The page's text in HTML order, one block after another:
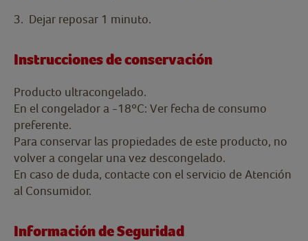
3. Dejar reposar 1 minuto.
Instrucciones de conservación
Producto ultracongelado.
En el congelador a -18ºC: Ver fecha de consumo
preferente.
Para conservar las propiedades de este producto, no
volver a congelar una vez descongelado.
En caso de duda, contacte con el servicio de Atención
al Consumidor.
Información de Seguridad